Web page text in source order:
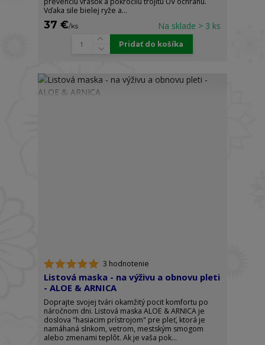
Vďaka sile bielej ryže a...
37 €/ks Na sklade > 3 ks
Pridať do košíka
3 hodnotenie
Listová maska - na výživu a obnovu pleti
- ALOE & ARNICA
Doprajte svojej tvári okamžitý pocit komfortu po
náročnom dni. Listová maska ALOE & ARNICA je
doslova "hasiacim prístrojom" pre pleť, ktorá je
namáhaná slnkom, vetrom, mestským smogom
alebo zmenami teplôt. Ak je vaša pok...